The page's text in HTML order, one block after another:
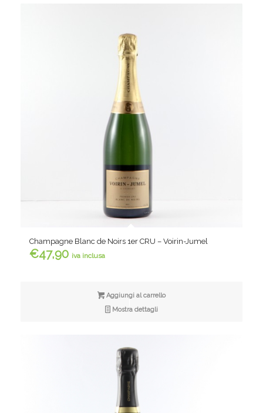
Champagne Blanc de Noirs 1er CRU – Voirin-Jumel
€47,90 iva inclusa
Aggiungi al carrello
Mostra dettagli